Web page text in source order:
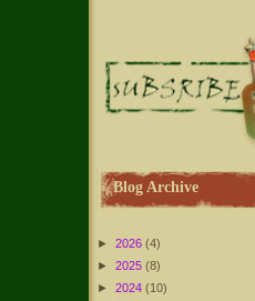
Blog Archive
► 2026 (4)
► 2025 (8)
► 2024 (10)